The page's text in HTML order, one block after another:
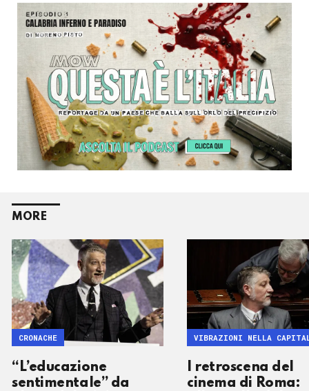
MORE
“L’educazione
sentimentale” da
CRONACHE
I retroscena del
cinema di Roma:
VIBRAZIONI NELLA